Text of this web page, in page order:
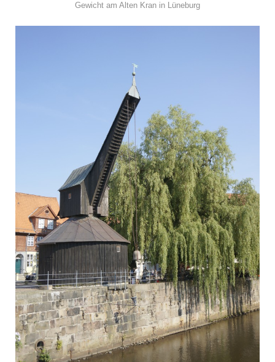
Gewicht am Alten Kran in Lüneburg